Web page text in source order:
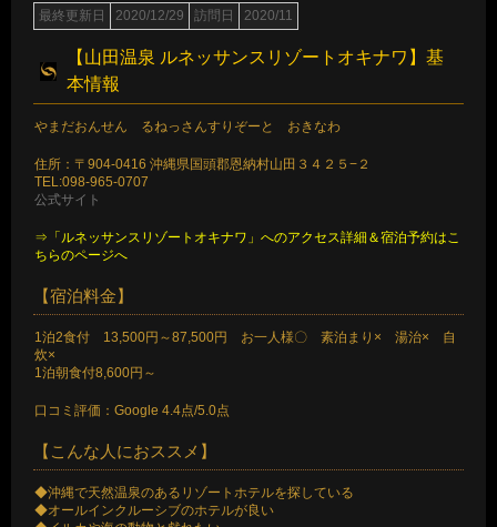
最終更新日 2020/12/29 訪問日 2020/11
【山田温泉 ルネッサンスリゾートオキナワ】基
本情報
やまだおんせん るねっさんすりぞーと おきなわ
住所：〒904-0416 沖縄県国頭郡恩納村山田３４２５−２
TEL:098-965-0707
公式サイト
⇒「ルネッサンスリゾートオキナワ」へのアクセス詳細＆宿泊予約はこ
ちらのページへ
【宿泊料金】
1泊2食付 13,500円～87,500円 お一人様〇 素泊まり× 湯治× 自
炊×
1泊朝食付8,600円～
口コミ評価：Google 4.4点/5.0点
【こんな人におススメ】
◆沖縄で天然温泉のあるリゾートホテルを探している
◆オールインクルーシブのホテルが良い